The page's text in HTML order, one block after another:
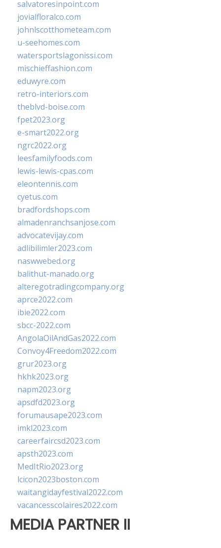
salvatoresinpoint.com
jovialfloralco.com
johnlscotthometeam.com
u-seehomes.com
watersportslagonissi.com
mischieffashion.com
eduwyre.com
retro-interiors.com
theblvd-boise.com
fpet2023.org
e-smart2022.org
ngrc2022.org
leesfamilyfoods.com
lewis-lewis-cpas.com
eleontennis.com
cyetus.com
bradfordshops.com
almadenranchsanjose.com
advocatevijay.com
adlibilimler2023.com
naswwebed.org
balithut-manado.org
alteregotradingcompany.org
aprce2022.com
ibie2022.com
sbcc-2022.com
AngolaOilAndGas2022.com
Convoy4Freedom2022.com
grur2023.org
hkhk2023.org
napm2023.org
apsdfd2023.org
forumausape2023.com
imkl2023.com
careerfaircsd2023.com
apsth2023.com
MedItRio2023.org
lcicon2023boston.com
waitangidayfestival2022.com
vacancesscolaires2022.com
MEDIA PARTNER II